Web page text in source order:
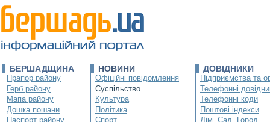
БЕРШАДЩИНА
Прапор району
Герб району
Мапа району
Дошка пошани
Паспорт району
НОВИНИ
Офіційні повідомлення
Суспільство
Культура
Політика
Спорт
ДОВІДНИКИ
Підприємства та
Телефонні
Телефонні коди
Поштові індекси
Дім. Сад. Город.